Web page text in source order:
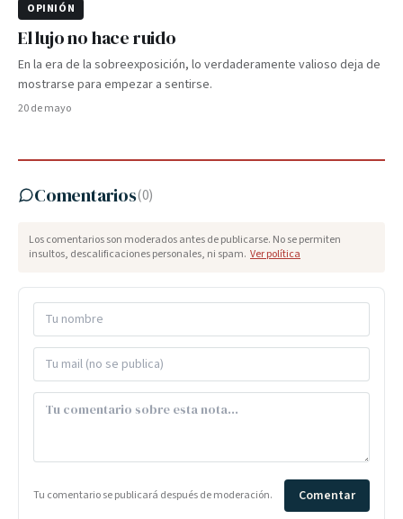
OPINIÓN
El lujo no hace ruido
En la era de la sobreexposición, lo verdaderamente valioso deja de
mostrarse para empezar a sentirse.
20 de mayo
Comentarios(0)
Los comentarios son moderados antes de publicarse. No se permiten
insultos, descalificaciones personales, ni spam. Ver política
Tu comentario se publicará después de moderación. Comentar